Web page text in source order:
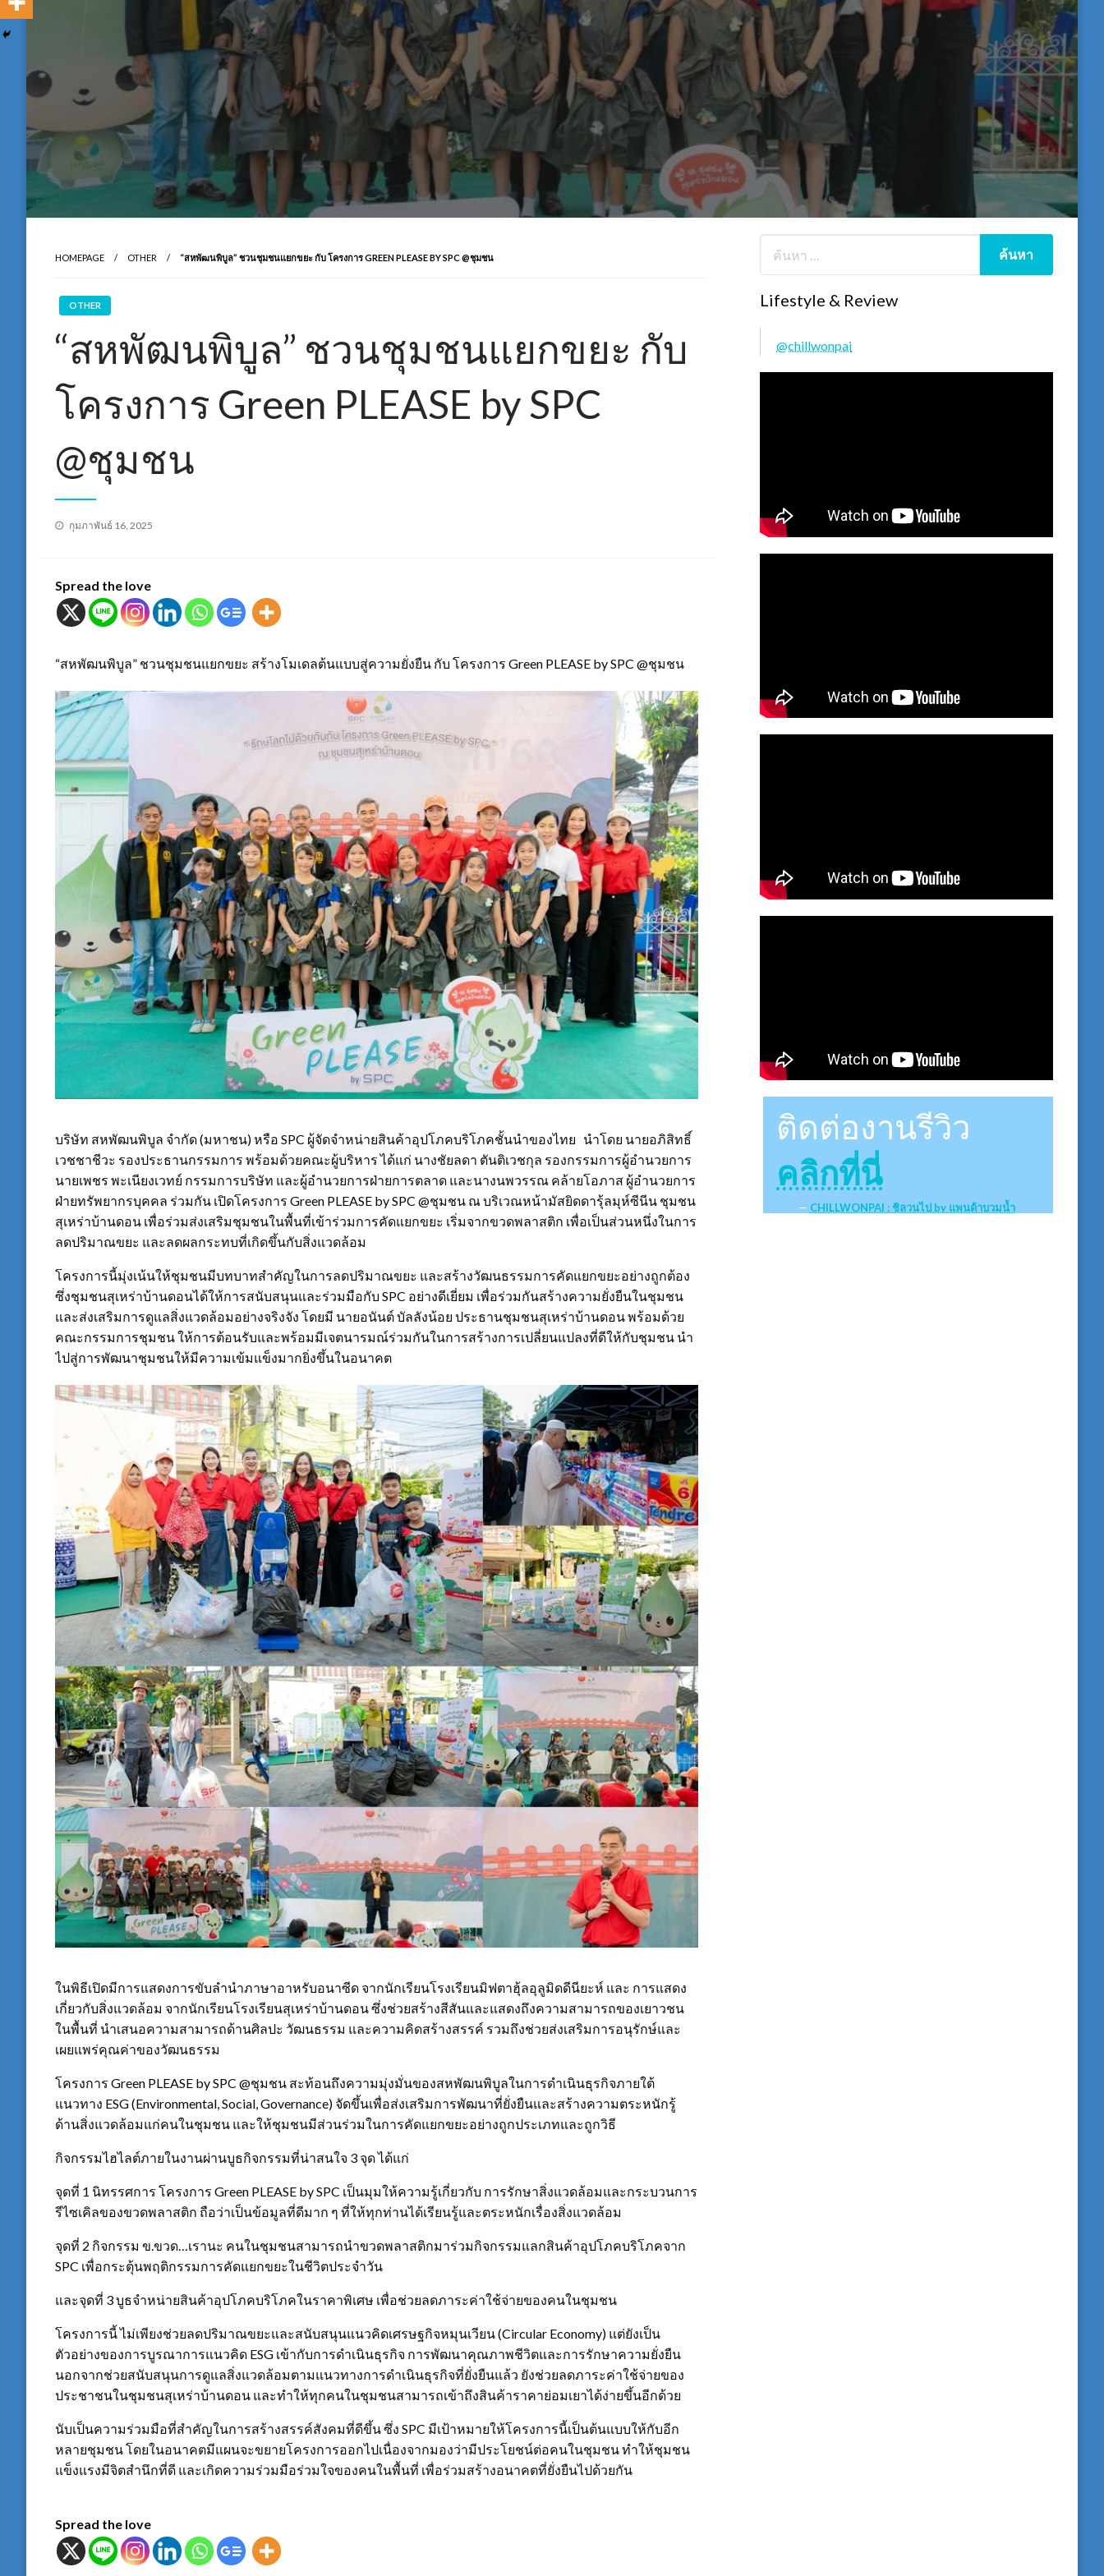
HOMEPAGE OTHER “สหพัฒนพิบูล” ชวนชุมชนแยกขยะ กับ โครงการ GREEN PLEASE BY SPC @ชุมชน
OTHER
“สหพัฒนพิบูล” ชวนชุมชนแยกขยะ กับ
โครงการ Green PLEASE by SPC
@ชุมชน
Posted
กุมภาพันธ์ 16, 2025
Spread the love
“สหพัฒนพิบูล” ชวนชุมชนแยกขยะ สร้างโมเดลต้นแบบสู่ความยั่งยืน กับ โครงการ Green PLEASE by SPC @ชุมชน
บริษัท สหพัฒนพิบูล จำกัด (มหาชน) หรือ SPC ผู้จัดจำหน่ายสินค้าอุปโภคบริโภคชั้นนำของไทย นำโดย นายอภิสิทธิ์
เวชชาชีวะ รองประธานกรรมการ พร้อมด้วยคณะผู้บริหาร ได้แก่ นางชัยลดา ตันติเวชกุล รองกรรมการผู้อำนวยการ
นายเพชร พะเนียงเวทย์ กรรมการบริษัท และผู้อำนวยการฝ่ายการตลาด และนางนพวรรณ คล้ายโอภาส ผู้อำนวยการ
ฝ่ายทรัพยากรบุคคล ร่วมกัน เปิดโครงการ Green PLEASE by SPC @ชุมชน ณ บริเวณหน้ามัสยิดดารุ้ลมุห์ซีนีน ชุมชน
สุเหร่าบ้านดอน เพื่อร่วมส่งเสริมชุมชนในพื้นที่เข้าร่วมการคัดแยกขยะ เริ่มจากขวดพลาสติก เพื่อเป็นส่วนหนึ่งในการ
ลดปริมาณขยะ และลดผลกระทบที่เกิดขึ้นกับสิ่งแวดล้อม
โครงการนี้มุ่งเน้นให้ชุมชนมีบทบาทสำคัญในการลดปริมาณขยะ และสร้างวัฒนธรรมการคัดแยกขยะอย่างถูกต้อง
ซึ่งชุมชนสุเหร่าบ้านดอนได้ให้การสนับสนุนและร่วมมือกับ SPC อย่างดีเยี่ยม เพื่อร่วมกันสร้างความยั่งยืนในชุมชน
และส่งเสริมการดูแลสิ่งแวดล้อมอย่างจริงจัง โดยมี นายอนันต์ บัลลังน้อย ประธานชุมชนสุเหร่าบ้านดอน พร้อมด้วย
คณะกรรมการชุมชน ให้การต้อนรับและพร้อมมีเจตนารมณ์ร่วมกันในการสร้างการเปลี่ยนแปลงที่ดีให้กับชุมชน นำ
ไปสู่การพัฒนาชุมชนให้มีความเข้มแข็งมากยิ่งขึ้นในอนาคต
ในพิธีเปิดมีการแสดงการขับลำนำภาษาอาหรับอนาซีด จากนักเรียนโรงเรียนมิฟตาฮุ้ลอุลูมิดดีนียะห์ และ การแสดง
เกี่ยวกับสิ่งแวดล้อม จากนักเรียนโรงเรียนสุเหร่าบ้านดอน ซึ่งช่วยสร้างสีสันและแสดงถึงความสามารถของเยาวชน
ในพื้นที่ นำเสนอความสามารถด้านศิลปะ วัฒนธรรม และความคิดสร้างสรรค์ รวมถึงช่วยส่งเสริมการอนุรักษ์และ
เผยแพร่คุณค่าของวัฒนธรรม
โครงการ Green PLEASE by SPC @ชุมชน สะท้อนถึงความมุ่งมั่นของสหพัฒนพิบูลในการดำเนินธุรกิจภายใต้
แนวทาง ESG (Environmental, Social, Governance) จัดขึ้นเพื่อส่งเสริมการพัฒนาที่ยั่งยืนและสร้างความตระหนักรู้
ด้านสิ่งแวดล้อมแก่คนในชุมชน และให้ชุมชนมีส่วนร่วมในการคัดแยกขยะอย่างถูกประเภทและถูกวิธี
กิจกรรมไฮไลต์ภายในงานผ่านบูธกิจกรรมที่น่าสนใจ 3 จุด ได้แก่
จุดที่ 1 นิทรรศการ โครงการ Green PLEASE by SPC เป็นมุมให้ความรู้เกี่ยวกับ การรักษาสิ่งแวดล้อมและกระบวนการ
รีไซเคิลของขวดพลาสติก ถือว่าเป็นข้อมูลที่ดีมาก ๆ ที่ให้ทุกท่านได้เรียนรู้และตระหนักเรื่องสิ่งแวดล้อม
จุดที่ 2 กิจกรรม ข.ขวด…เรานะ คนในชุมชนสามารถนำขวดพลาสติกมาร่วมกิจกรรมแลกสินค้าอุปโภคบริโภคจาก
SPC เพื่อกระตุ้นพฤติกรรมการคัดแยกขยะในชีวิตประจำวัน
และจุดที่ 3 บูธจำหน่ายสินค้าอุปโภคบริโภคในราคาพิเศษ เพื่อช่วยลดภาระค่าใช้จ่ายของคนในชุมชน
โครงการนี้ ไม่เพียงช่วยลดปริมาณขยะและสนับสนุนแนวคิดเศรษฐกิจหมุนเวียน (Circular Economy) แต่ยังเป็น
ตัวอย่างของการบูรณาการแนวคิด ESG เข้ากับการดำเนินธุรกิจ การพัฒนาคุณภาพชีวิตและการรักษาความยั่งยืน
นอกจากช่วยสนับสนุนการดูแลสิ่งแวดล้อมตามแนวทางการดำเนินธุรกิจที่ยั่งยืนแล้ว ยังช่วยลดภาระค่าใช้จ่ายของ
ประชาชนในชุมชนสุเหร่าบ้านดอน และทำให้ทุกคนในชุมชนสามารถเข้าถึงสินค้าราคาย่อมเยาได้ง่ายขึ้นอีกด้วย
นับเป็นความร่วมมือที่สำคัญในการสร้างสรรค์สังคมที่ดีขึ้น ซึ่ง SPC มีเป้าหมายให้โครงการนี้เป็นต้นแบบให้กับอีก
หลายชุมชน โดยในอนาคตมีแผนจะขยายโครงการออกไปเนื่องจากมองว่ามีประโยชน์ต่อคนในชุมชน ทำให้ชุมชน
แข็งแรงมีจิตสำนึกที่ดี และเกิดความร่วมมือร่วมใจของคนในพื้นที่ เพื่อร่วมสร้างอนาคตที่ยั่งยืนไปด้วยกัน
Spread the love
Lifestyle & Review
@chillwonpai
ติดต่องานรีวิว
คลิกที่นี่
CHILLWONPAI : ชิลวนไป by แพนด้าบวมน้ำ